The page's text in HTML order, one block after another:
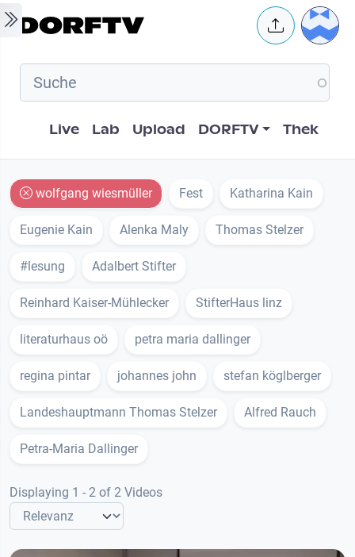
Skip to main content User
Hauptnavigation
Live Lab Upload DORFTV Thek
wolfgang wiesmüller Fest Katharina Kain
Eugenie Kain Alenka Maly Thomas Stelzer
#lesung Adalbert Stifter
Reinhard Kaiser-Mühlecker StifterHaus linz
literaturhaus oö petra maria dallinger
regina pintar johannes john stefan köglberger
Landeshauptmann Thomas Stelzer Alfred Rauch
Petra-Maria Dallinger
Displaying 1 - 2 of 2 Videos